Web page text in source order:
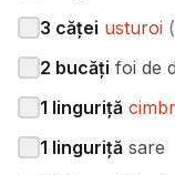
3 căței usturoi (
2 bucăți foi de
1 linguriță
1 linguriță sare